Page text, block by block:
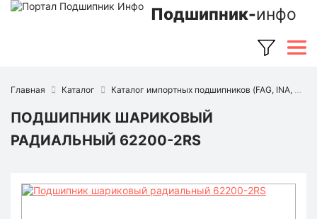
Подшипник-инфо
Главная Каталог Каталог импортных подшипников (FAG, INA, SKF, NSK, Timken и др.)
ПОДШИПНИК ШАРИКОВЫЙ
РАДИАЛЬНЫЙ 62200-2RS